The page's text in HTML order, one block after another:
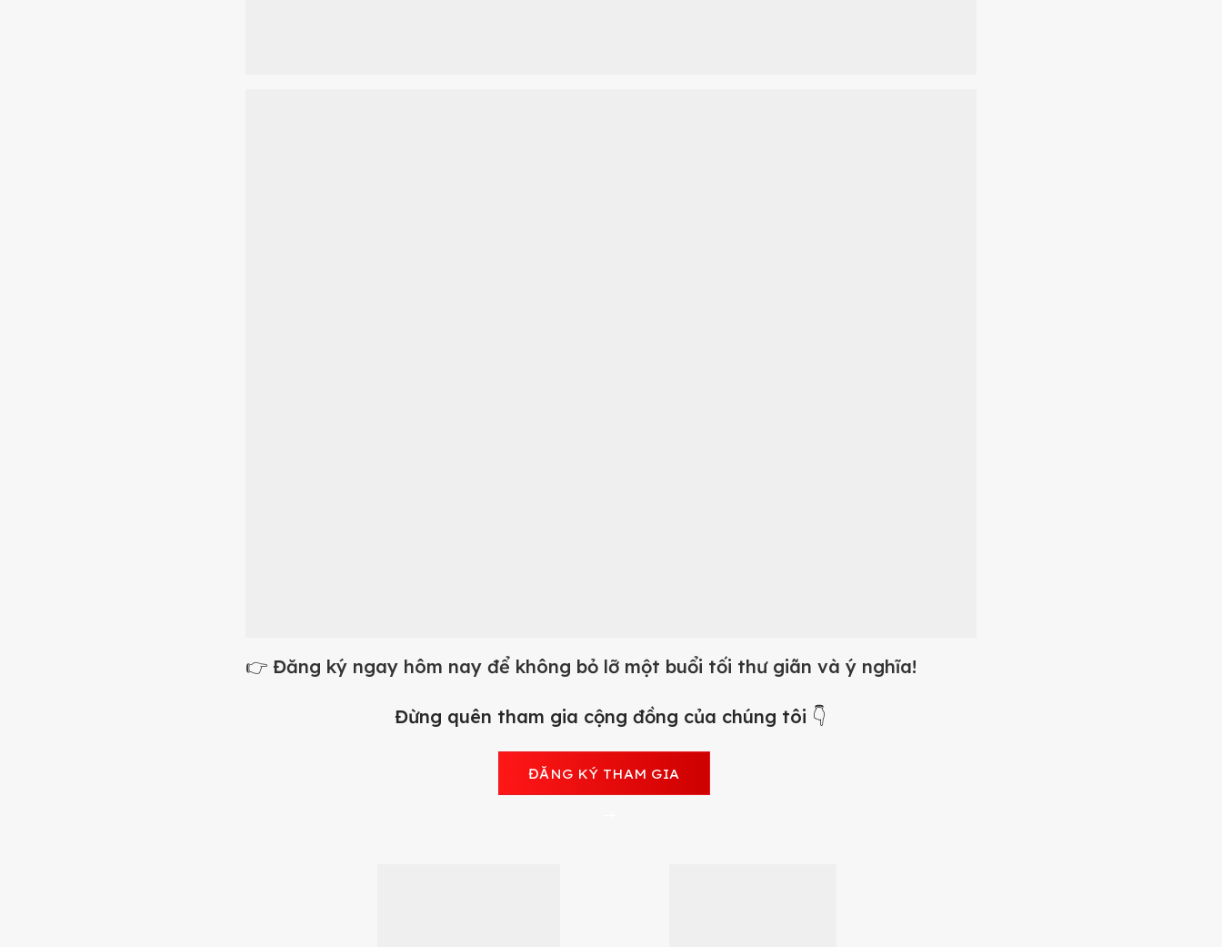
👉 Đăng ký ngay hôm nay để không bỏ lỡ một buổi tối thư giãn và ý nghĩa!
Đừng quên tham gia cộng đồng của chúng tôi 👇
ĐĂNG KÝ THAM GIA